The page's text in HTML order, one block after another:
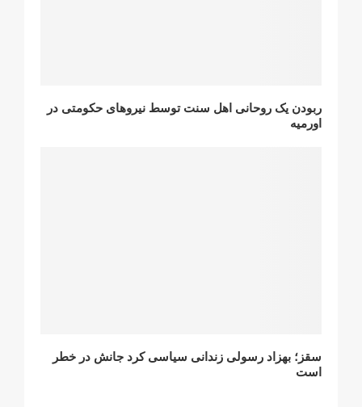
ربودن یک روحانی اهل سنت توسط نیروهای حکومتی در
اورمیه
سقز؛ بهزاد رسولی زندانی سیاسی کرد جانش در خطر
است